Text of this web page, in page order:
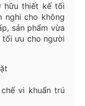
hữu thiết kế tối
nghi cho không
sản phẩm vừa
tối ưu cho người
vi khuẩn trú